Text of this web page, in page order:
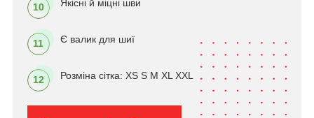
10 Якісні й міцні шви
11 Є валик для шиї
12 Розміна сітка: XS S M XL XXL